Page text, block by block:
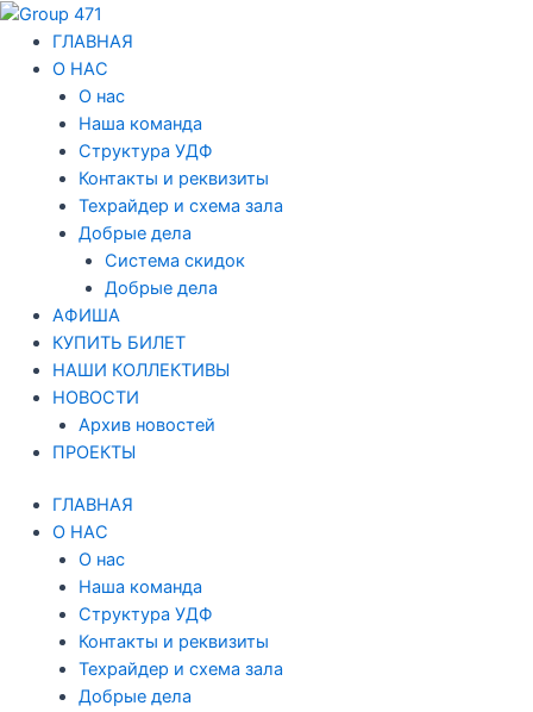
Перейти
содержимому
ГЛАВНАЯ
О НАС
О нас
Наша команда
Структура УДФ
Контакты и реквизиты
Техрайдер и схема зала
Добрые дела
Система скидок
Добрые дела
АФИША
КУПИТЬ БИЛЕТ
НАШИ КОЛЛЕКТИВЫ
НОВОСТИ
Архив новостей
ПРОЕКТЫ
ГЛАВНАЯ
О НАС
О нас
Наша команда
Структура УДФ
Контакты и реквизиты
Техрайдер и схема зала
Добрые дела
Навигация
по
записям